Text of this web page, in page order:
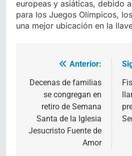
europeas y asiáticas, debido
para los Juegos Olímpicos,
una mejor ubicación en la
Navegación
de
entradas
Anterior:
Decenas de familias
se congregan en
retiro de Semana
Santa de la Iglesia
Jesucristo Fuente de
Amor